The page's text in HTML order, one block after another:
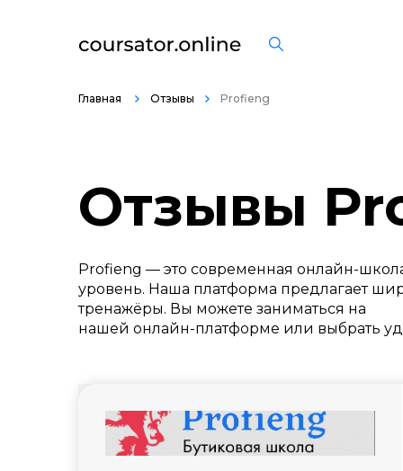
Главная Отзывы Profieng
Отзывы
Profieng — это современная онлайн-
уровень. Наша платформа предлагает
тренажёры. Вы можете заниматься на
нашей онлайн-платформе или выбрать